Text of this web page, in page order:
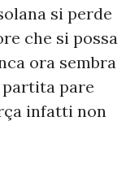
si perde
che si possa
ora sembra
partita pare
infatti non